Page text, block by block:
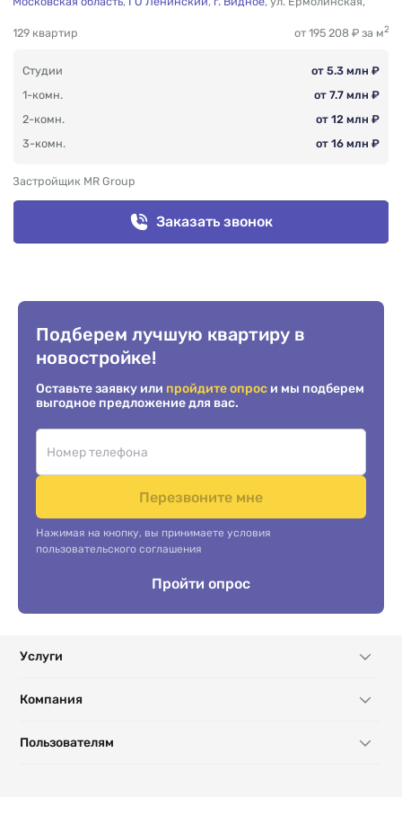
129 квартир от 195 208 ₽ за м2
Студии
от 5.3 млн ₽
1-комн.
от 7.7 млн ₽
2-комн.
от 12 млн ₽
3-комн.
от 16 млн ₽
Застройщик MR Group
Заказать звонок
Подберем лучшую квартиру в
новостройке!
Оставьте заявку или пройдите опрос и мы подберем
выгодное предложение для вас.
Перезвоните мне
Нажимая на кнопку, вы принимаете условия
пользовательского соглашения
Пройти опрос
Услуги
Компания
Пользователям